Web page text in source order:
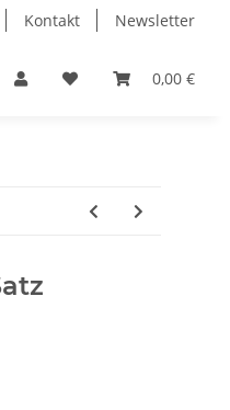
Kontakt Newsletter
0,00 €
Lineartechnik